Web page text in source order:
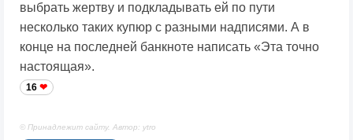
выбрать жертву и подкладывать ей по пути
несколько таких купюр с разными надписями. А в
конце на последней банкноте написать «Эта точно
настоящая».
16
© Принадлежит сайту. Автор: ytro